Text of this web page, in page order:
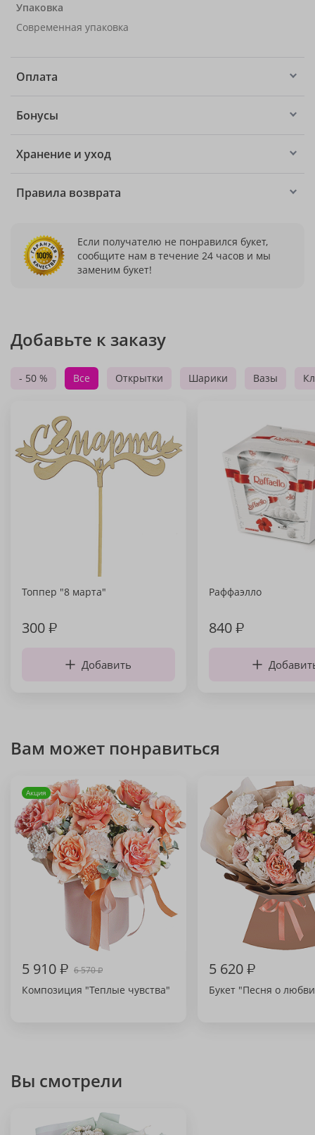
Упаковка
Современная упаковка
Оплата
Бонусы
Хранение и уход
Правила возврата
Если получателю не понравился букет,
сообщите нам в течение 24 часов и мы
заменим букет!
Добавьте к заказу
- 50 % Все Открытки Шарики Вазы
Топпер "8 марта"
300₽
Добавить
Раффаэлло
840₽
Вам может понравиться
Акция
5 910₽ 6 570₽
Композиция "Теплые чувства"
5 620₽
Букет "Песня о
Вы смотрели